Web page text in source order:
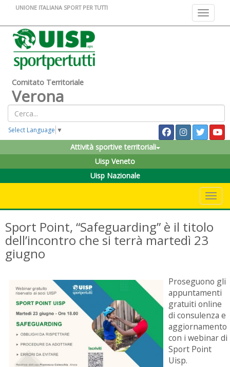
Toggle
UNIONE ITALIANA SPORT PER TUTTI
Comitato Territoriale
Verona
Select Language ▼
Attività sportive territoriali
Uisp Veneto
Uisp Nazionale
Sport Point, “Safeguarding” è il titolo
dell’incontro che si terrà martedì 23
giugno
Proseguono gli
appuntamenti
gratuiti online
di consulenza e
aggiornamento
con i webinar di
Sport Point
Uisp.